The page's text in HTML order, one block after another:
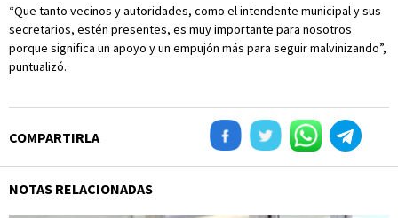
“Que tanto vecinos y autoridades, como el intendente municipal y sus
secretarios, estén presentes, es muy importante para nosotros
porque significa un apoyo y un empujón más para seguir malvinizando”,
puntualizó.
COMPARTIRLA
NOTAS RELACIONADAS